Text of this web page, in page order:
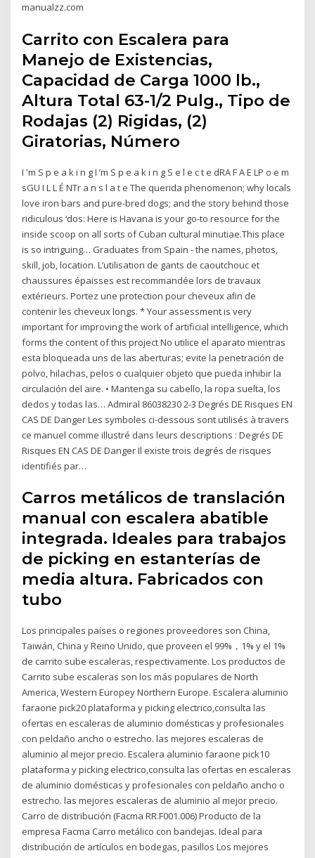
manualzz.com
Carrito con Escalera para
Manejo de Existencias,
Capacidad de Carga 1000 lb.,
Altura Total 63-1/2 Pulg., Tipo de
Rodajas (2) Rigidas, (2)
Giratorias, Número
I 'm S p e a k i n g I ’m S p e a k i n g S e l e c t e dRA F A E LP o e m
sGU I L L É NTr a n s l a t e The querida phenomenon; why locals
love iron bars and pure-bred dogs; and the story behind those
ridiculous ‘dos: Here is Havana is your go-to resource for the
inside scoop on all sorts of Cuban cultural minutiae.This place
is so intriguing… Graduates from Spain - the names, photos,
skill, job, location. L’utilisation de gants de caoutchouc et
chaussures épaisses est recommandée lors de travaux
extérieurs. Portez une protection pour cheveux aﬁn de
contenir les cheveux longs. * Your assessment is very
important for improving the work of artificial intelligence, which
forms the content of this project No utilice el aparato mientras
esta bloqueada uns de las aberturas; evite la penetración de
polvo, hilachas, pelos o cualquier objeto que pueda inhibir la
circulación del aire. • Mantenga su cabello, la ropa suelta, los
dedos y todas las… Admiral 86038230 2-3 Degrés DE Risques EN
CAS DE Danger Les symboles ci-dessous sont utilisés à travers
ce manuel comme illustré dans leurs descriptions : Degrés DE
Risques EN CAS DE Danger Il existe trois degrés de risques
identifiés par…
Carros metálicos de translación
manual con escalera abatible
integrada. Ideales para trabajos
de picking en estanterías de
media altura. Fabricados con
tubo
Los principales países o regiones proveedores son China,
Taiwán, China y Reino Unido, que proveen el 99%，1% y el 1%
de carrito sube escaleras, respectivamente. Los productos de
Carrito sube escaleras son los más populares de North
America, Western Europey Northern Europe. Escalera aluminio
faraone pick20 plataforma y picking electrico,consulta las
ofertas en escaleras de aluminio domésticas y profesionales
con peldaño ancho o estrecho. las mejores escaleras de
aluminio al mejor precio. Escalera aluminio faraone pick10
plataforma y picking electrico,consulta las ofertas en escaleras
de aluminio domésticas y profesionales con peldaño ancho o
estrecho. las mejores escaleras de aluminio al mejor precio.
Carro de distribución (Facma RR.F001.006) Producto de la
empresa Facma Carro metálico con bandejas. Ideal para
distribución de artículos en bodegas, pasillos Los mejores